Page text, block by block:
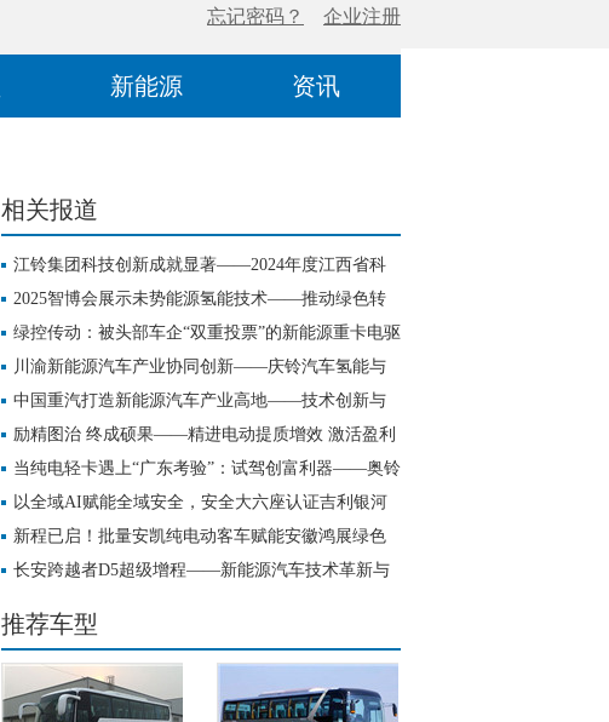
新能源 资讯
相关报道
江铃集团科技创新成就显著——2024年度江西省科
学技术奖励大会荣誉揭晓
2025智博会展示未势能源氢能技术——推动绿色转
型与产业升级
绿控传动：被头部车企“双重投票”的新能源重卡电驱
领跑者
川渝新能源汽车产业协同创新——庆铃汽车氢能与
电动化进展
中国重汽打造新能源汽车产业高地——技术创新与
产业协同的典范
励精图治 终成硕果——精进电动提质增效 激活盈利
增长引擎
当纯电轻卡遇上“广东考验”：试驾创富利器——奥铃
极电以全域AI赋能全域安全，安全大六座认证吉利银河
M9新程已启！批量安凯纯电动客车赋能安徽鸿展绿色
升级
长安跨越者D5超级增程——新能源汽车技术革新与
推荐车型